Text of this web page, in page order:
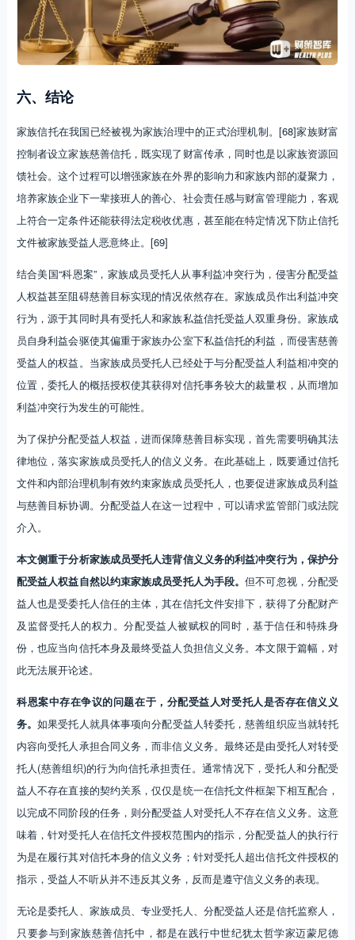
六、结论
家族信托在我国已经被视为家族治理中的正式治理机制。[68]家族财富
控制者设立家族慈善信托，既实现了财富传承，同时也是以家族资源回
馈社会。这个过程可以增强家族在外界的影响力和家族内部的凝聚力，
培养家族企业下一辈接班人的善心、社会责任感与财富管理能力，客观
上符合一定条件还能获得法定税收优惠，甚至能在特定情况下防止信托
文件被家族受益人恶意终止。[69]
结合美国“科恩案”，家族成员受托人从事利益冲突行为，侵害分配受益
人权益甚至阻碍慈善目标实现的情况依然存在。家族成员作出利益冲突
行为，源于其同时具有受托人和家族私益信托受益人双重身份。家族成
员自身利益会驱使其偏重于家族办公室下私益信托的利益，而侵害慈善
受益人的权益。当家族成员受托人已经处于与分配受益人利益相冲突的
位置，委托人的概括授权使其获得对信托事务较大的裁量权，从而增加
利益冲突行为发生的可能性。
为了保护分配受益人权益，进而保障慈善目标实现，首先需要明确其法
律地位，落实家族成员受托人的信义义务。在此基础上，既要通过信托
文件和内部治理机制有效约束家族成员受托人，也要促进家族成员利益
与慈善目标协调。分配受益人在这一过程中，可以请求监管部门或法院
介入。
本文侧重于分析家族成员受托人违背信义义务的利益冲突行为，保护分
配受益人权益自然以约束家族成员受托人为手段。但不可忽视，分配受
益人也是受委托人信任的主体，其在信托文件安排下，获得了分配财产
及监督受托人的权力。分配受益人被赋权的同时，基于信任和特殊身
份，也应当向信托本身及最终受益人负担信义义务。本文限于篇幅，对
此无法展开论述。
科恩案中存在争议的问题在于，分配受益人对受托人是否存在信义义
务。如果受托人就具体事项向分配受益人转委托，慈善组织应当就转托
内容向受托人承担合同义务，而非信义义务。最终还是由受托人对转受
托人(慈善组织)的行为向信托承担责任。通常情况下，受托人和分配受
益人不存在直接的契约关系，仅仅是统一在信托文件框架下相互配合，
以完成不同阶段的任务，则分配受益人对受托人不存在信义义务。这意
味着，针对受托人在信托文件授权范围内的指示，分配受益人的执行行
为是在履行其对信托本身的信义义务；针对受托人超出信托文件授权的
指示，受益人不听从并不违反其义务，反而是遵守信义义务的表现。
无论是委托人、家族成员、专业受托人、分配受益人还是信托监察人，
只要参与到家族慈善信托中，都是在践行中世纪犹太哲学家迈蒙尼德